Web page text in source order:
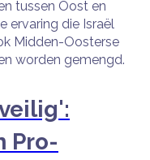
tussen Oost en
ervaring die Israël
Midden-Oosterse
worden gemengd.
Pro-